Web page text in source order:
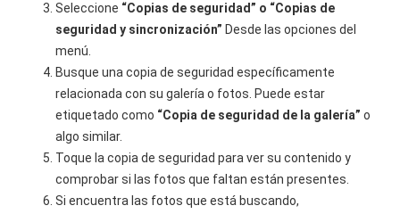
Seleccione “Copias de seguridad” o “Copias de
seguridad y sincronización” Desde las opciones del
menú.
Busque una copia de seguridad específicamente
relacionada con su galería o fotos. Puede estar
etiquetado como “Copia de seguridad de la galería” o
algo similar.
Toque la copia de seguridad para ver su contenido y
comprobar si las fotos que faltan están presentes.
Si encuentra las fotos que está buscando,